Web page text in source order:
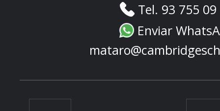
Tel. 93 755
Enviar